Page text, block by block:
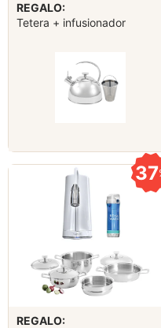
REGALO:
Tetera + infusionador
37
REGALO: